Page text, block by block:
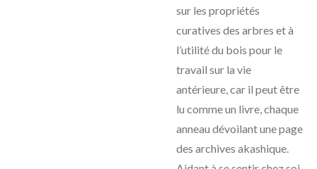
sur les propriétés
curatives des arbres et à
l’utilité du bois pour le
travail sur la vie
antérieure, car il peut être
lu comme un livre, chaque
anneau dévoilant une page
des archives akashique.